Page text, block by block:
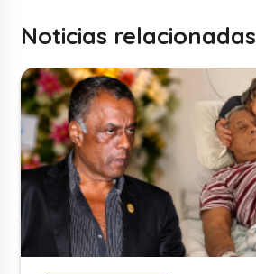
Noticias relacionadas